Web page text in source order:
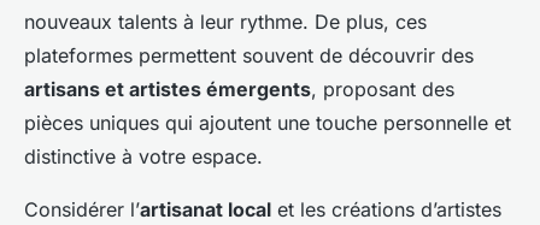
nouveaux talents à leur rythme. De plus, ces
plateformes permettent souvent de découvrir des
artisans et artistes émergents, proposant des
pièces uniques qui ajoutent une touche personnelle et
distinctive à votre espace.
Considérer l’artisanat local et les créations d’artistes